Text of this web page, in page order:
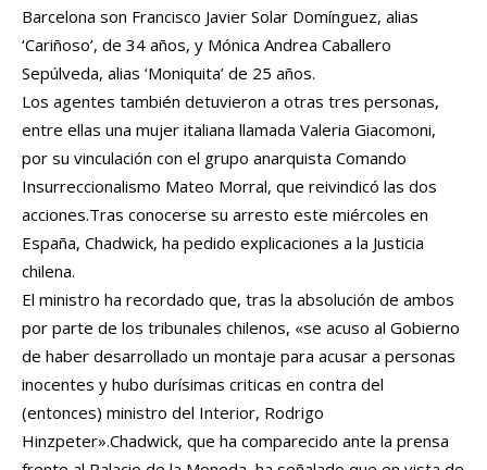
Barcelona son Francisco Javier Solar Domínguez, alias
‘Cariñoso’, de 34 años, y Mónica Andrea Caballero
Sepúlveda, alias ‘Moniquita’ de 25 años.
Los agentes también detuvieron a otras tres personas,
entre ellas una mujer italiana llamada Valeria Giacomoni,
por su vinculación con el grupo anarquista Comando
Insurreccionalismo Mateo Morral, que reivindicó las dos
acciones.Tras conocerse su arresto este miércoles en
España, Chadwick, ha pedido explicaciones a la Justicia
chilena.
El ministro ha recordado que, tras la absolución de ambos
por parte de los tribunales chilenos, «se acuso al Gobierno
de haber desarrollado un montaje para acusar a personas
inocentes y hubo durísimas criticas en contra del
(entonces) ministro del Interior, Rodrigo
Hinzpeter».Chadwick, que ha comparecido ante la prensa